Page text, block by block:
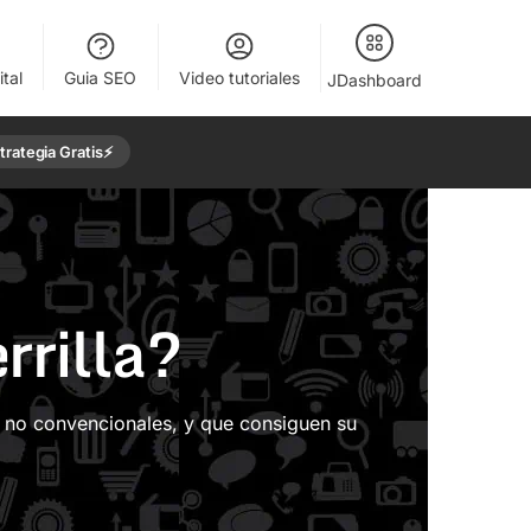
Guia SEO Video tutoriales JDashboard
Gratis⚡️
convencionales, y que consiguen su